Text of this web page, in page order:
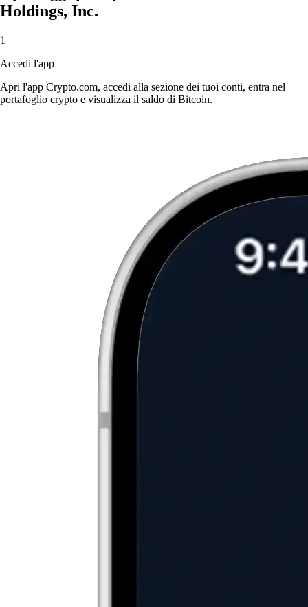
Holdings, Inc.
1
Accedi l'app
Apri l'app Crypto.com, accedi alla sezione dei tuoi conti, entra nel
portafoglio crypto e visualizza il saldo di Bitcoin.